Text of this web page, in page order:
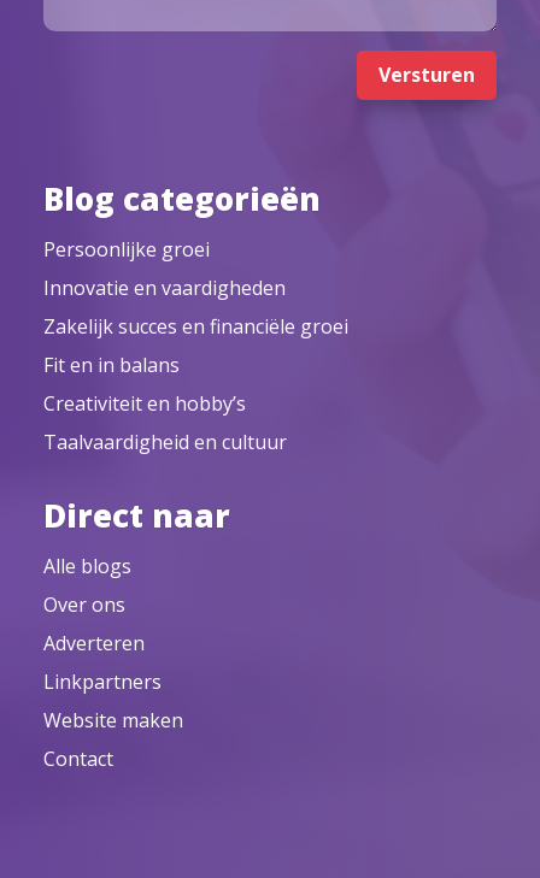
Versturen
Blog categorieën
Persoonlijke groei
Innovatie en vaardigheden
Zakelijk succes en financiële groei
Fit en in balans
Creativiteit en hobby’s
Taalvaardigheid en cultuur
Direct naar
Alle blogs
Over ons
Adverteren
Linkpartners
Website maken
Contact